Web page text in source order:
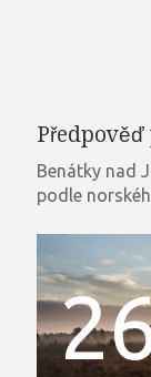
Benátky nad
podle